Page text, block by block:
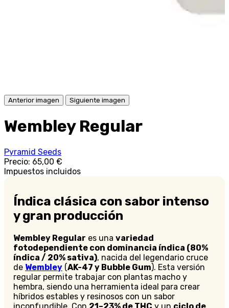
Anterior imagen Siguiente imagen
Wembley Regular
Pyramid Seeds
Precio: 65,00 €
Impuestos incluidos
Índica clásica con sabor intenso
y gran producción
Wembley Regular es una variedad
fotodependiente con dominancia índica (80%
índica / 20% sativa), nacida del legendario cruce
de Wembley (AK-47 y Bubble Gum). Esta versión
regular permite trabajar con plantas macho y
hembra, siendo una herramienta ideal para crear
híbridos estables y resinosos con un sabor